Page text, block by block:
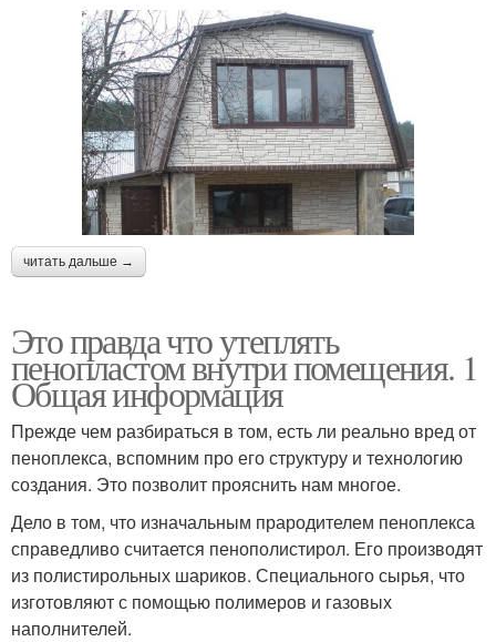
читать дальше →
Это правда что утеплять
пенопластом внутри помещения. 1
Общая информация
Прежде чем разбираться в том, есть ли реально вред от
пеноплекса, вспомним про его структуру и технологию
создания. Это позволит прояснить нам многое.
Дело в том, что изначальным прародителем пеноплекса
справедливо считается пенополистирол. Его производят
из полистирольных шариков. Специального сырья, что
изготовляют с помощью полимеров и газовых
наполнителей.